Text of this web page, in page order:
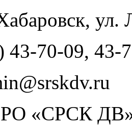
, ул.
43-70-09, 43-
«СРСК